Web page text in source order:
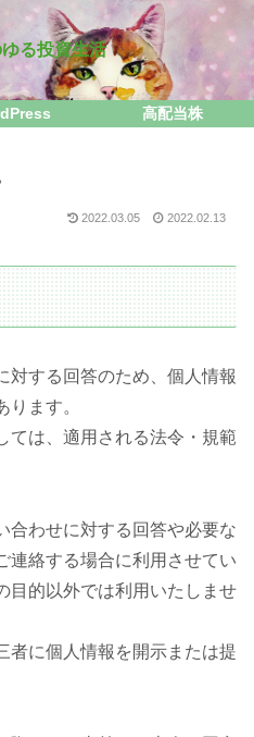
る投資生活
高配当株
2022.03.05 2022.02.13
対する回答のため、個人情報
ります。
ては、適用される法令・規範
合わせに対する回答や必要な
連絡する場合に利用させてい
目的以外では利用いたしませ
者に個人情報を開示または提